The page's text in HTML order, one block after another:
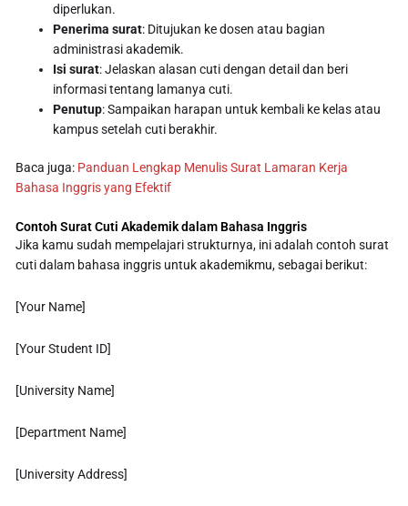
diperlukan.
Penerima surat: Ditujukan ke dosen atau bagian
administrasi akademik.
Isi surat: Jelaskan alasan cuti dengan detail dan beri
informasi tentang lamanya cuti.
Penutup: Sampaikan harapan untuk kembali ke kelas atau
kampus setelah cuti berakhir.
Baca juga: Panduan Lengkap Menulis Surat Lamaran Kerja
Bahasa Inggris yang Efektif
Contoh Surat Cuti Akademik dalam Bahasa Inggris
Jika kamu sudah mempelajari strukturnya, ini adalah contoh surat
cuti dalam bahasa inggris untuk akademikmu, sebagai berikut:
[Your Name]
[Your Student ID]
[University Name]
[Department Name]
[University Address]